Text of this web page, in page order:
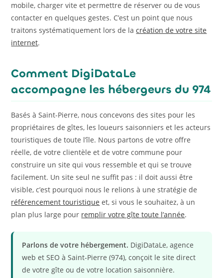
mobile, charger vite et permettre de réserver ou de vous
contacter en quelques gestes. C’est un point que nous
traitons systématiquement lors de lacréation de votre site
internet.
Comment DigiDataLe
accompagne les hébergeurs du 974
Basés à Saint-Pierre, nous concevons des sites pour les
propriétaires de gîtes, les loueurs saisonniers et les acteurs
touristiques de toute l’île. Nous partons de votre offre
réelle, de votre clientèle et de votre commune pour
construire un site qui vous ressemble et qui se trouve
facilement. Un site seul ne suffit pas : il doit aussi être
visible, c’est pourquoi nous le relions à une stratégie de
référencement touristique et, si vous le souhaitez, à un
plan plus large pour remplir votre gîte toute l’année.
Parlons de votre hébergement. DigiDataLe, agence
web et SEO à Saint-Pierre (974), conçoit le site direct
de votre gîte ou de votre location saisonnière.